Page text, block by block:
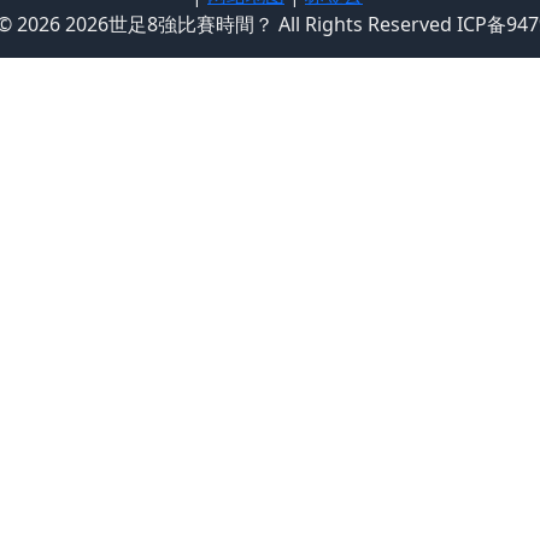
2026 2026世足8強比賽時間？ All Rights Reserved ICP备